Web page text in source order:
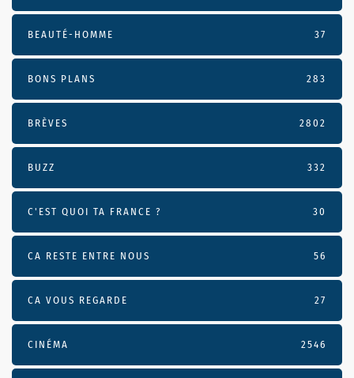
BEAUTÉ-HOMME 37
BONS PLANS 283
BRÈVES 2802
BUZZ 332
C'EST QUOI TA FRANCE ? 30
CA RESTE ENTRE NOUS 56
CA VOUS REGARDE 27
CINÉMA 2546